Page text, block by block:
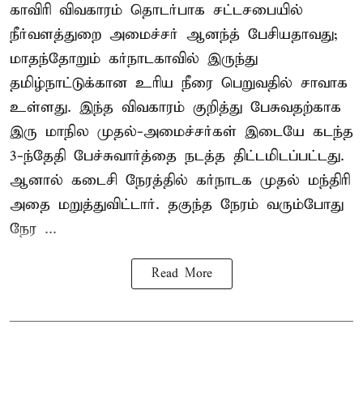
காவிரி விவகாரம் தொடர்பாக சட்டசபையில்
நீர்வளத்துறை அமைச்சர் ஆனந்த் பேசியதாவது;
மாதந்தோறும் கர்நாடகாவில் இருந்து
தமிழ்நாட்டுக்கான உரிய நீரை பெறுவதில் சாவாக
உள்ளது. இந்த விவகாரம் குறித்து பேசுவதற்காக
இரு மாநில முதல்-அமைச்சர்கள் இடையே கடந்த
3-ந்தேதி பேச்சுவார்த்தை நடத்த திட்டமிடப்பட்டது.
ஆனால் கடைசி நேரத்தில் கர்நாடக முதல் மந்திரி
அதை மறுத்துவிட்டார். தகுந்த நேரம் வரும்போது
நேர ...
Read More